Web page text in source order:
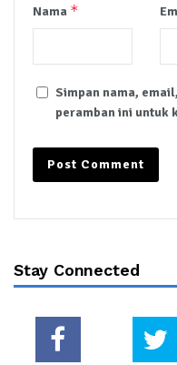
Nama *
Simpan nama,
peramban ini untuk
Stay Connected